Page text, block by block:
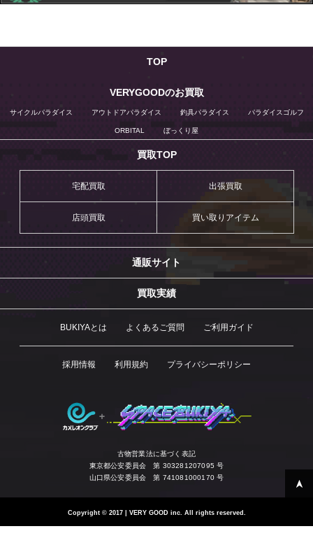
TOP
VERYGOODのお買取
サイクルパラダイス アウトドアパラダイス 釣具パラダイス パラダイスゴルフ
ORBITAL ぼっくり屋
買取TOP
宅配買取 出張買取
店頭買取 買い取りアイテム
通販サイト
買取実績
BUKIYAとは よくあるご質問 ご利用ガイド
採用情報 利用規約 プライバシーポリシー
古物営業法に基づく表記
東京都公安委員会 第 303281207095 号
山口県公安委員会 第 741081000170 号
Copyright ©2017 | VERY GOOD inc. All rights reserved.